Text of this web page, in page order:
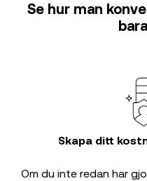
Se hur man
Skapa ditt
Om du inte redan har